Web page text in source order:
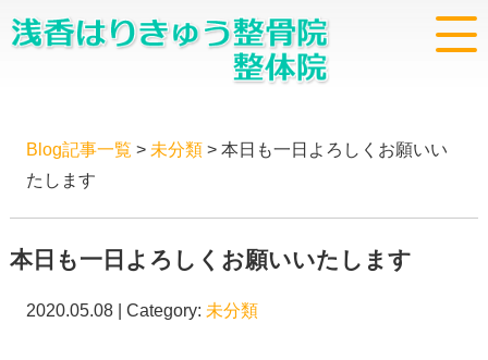
Blog記事一覧 > 未分類> 本日も一日よろしくお願いい
たします
本日も一日よろしくお願いいたします
2020.05.08 | Category: 未分類